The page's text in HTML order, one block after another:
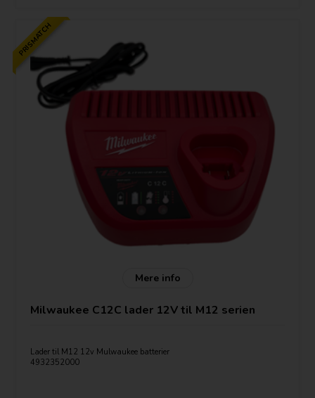
PRISMATCH
Mere info
Milwaukee C12C lader 12V til M12 serien
Lader til M12 12v Mulwaukee batterier
4932352000